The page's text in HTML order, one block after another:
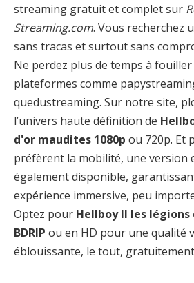
streaming gratuit et complet sur
Streaming.com. Vous recherchez
sans tracas et surtout sans
Ne perdez plus de temps à
plateformes comme
quedustreaming. Sur notre site,
l’univers haute définition de
d'or maudites 1080p ou 720p. Et
préfèrent la mobilité, une version
également disponible,
expérience immersive, peu
Optez pour Hellboy II les
BDRIP ou en HD pour une qualité
éblouissante, le tout,